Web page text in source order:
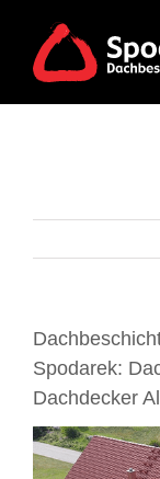
content
Spodarek:
Dachdecker